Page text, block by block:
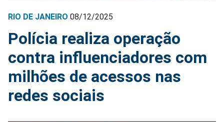
RIO DE JANEIRO 08/12/2025
Polícia realiza operação
contra influenciadores com
milhões de acessos nas
redes sociais